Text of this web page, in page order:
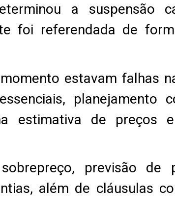
a suspensão
foi referendada de
estavam falhas
planejamento
estimativa de preços
previsão de
além de cláusulas